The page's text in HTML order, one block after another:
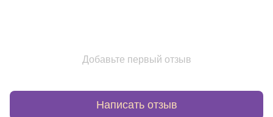
Добавьте первый отзыв
Написать отзыв